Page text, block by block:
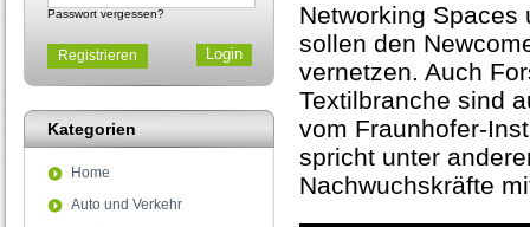
Passwort vergessen?
Registrieren
Kategorien
Home
Auto und Verkehr
Networking Spaces
sollen den
vernetzen. Auch
Textilbranche sind
vom Fraunhofer-
spricht unter
Nachwuchskräfte